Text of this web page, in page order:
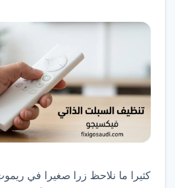
كثيرا ما نلاحظ زرا صغيرا في